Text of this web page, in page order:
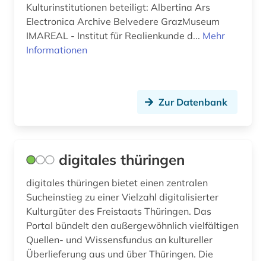
Kulturinstitutionen beteiligt: Albertina Ars
Electronica Archive Belvedere GrazMuseum
IMAREAL - Institut für Realienkunde d... Mehr
Informationen
Zur Datenbank
digitales thüringen
digitales thüringen bietet einen zentralen
Sucheinstieg zu einer Vielzahl digitalisierter
Kulturgüter des Freistaats Thüringen. Das
Portal bündelt den außergewöhnlich vielfältigen
Quellen- und Wissensfundus an kultureller
Überlieferung aus und über Thüringen. Die